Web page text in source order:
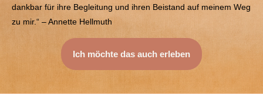
dankbar für ihre Begleitung und ihren Beistand auf meinem Weg
zu mir.“ – Annette Hellmuth
Ich möchte das auch erleben